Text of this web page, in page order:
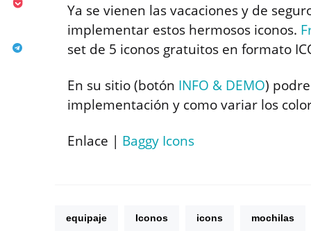
Ya se vienen las vacaciones y de
implementar estos hermosos iconos.
set de 5 iconos gratuitos en formato
En su sitio (botón INFO & DEMO)
implementación y como variar los
Enlace | Baggy Icons
equipaje Iconos icons mochilas